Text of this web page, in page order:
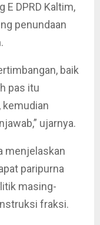
E DPRD Kaltim,
penundaan
baik
pas itu
kemudian
ujarnya.
menjelaskan
paripurna
masing-
fraksi.